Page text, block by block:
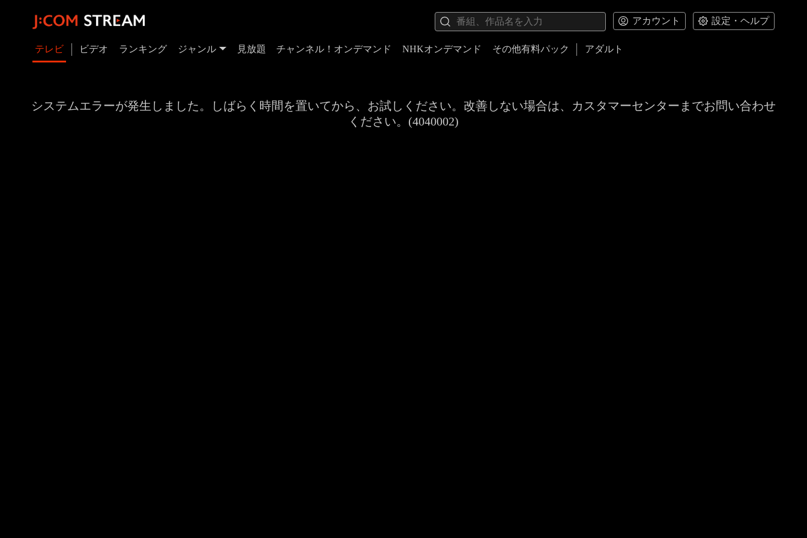
アカウント 設定・ヘルプ
テレビ ビデオ ランキング ジャンル 見放題 チャンネル！オンデマンド NHKオンデマンド その他有料パック アダルト
システムエラーが発生しました。しばらく時間を置いてから、お試しください。改善しない場合は、カスタマーセンターまでお問い合わせ
ください。(4040002)